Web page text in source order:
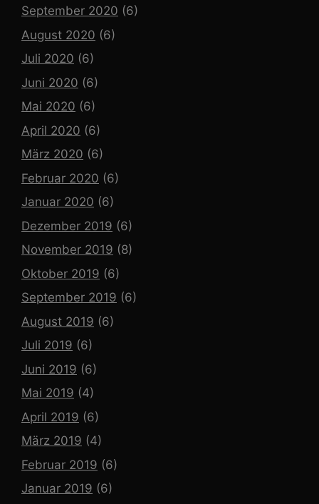
September 2020 (6)
August 2020 (6)
Juli 2020 (6)
Juni 2020 (6)
Mai 2020 (6)
April 2020 (6)
März 2020 (6)
Februar 2020 (6)
Januar 2020 (6)
Dezember 2019 (6)
November 2019 (8)
Oktober 2019 (6)
September 2019 (6)
August 2019 (6)
Juli 2019 (6)
Juni 2019 (6)
Mai 2019 (4)
April 2019 (6)
März 2019 (4)
Februar 2019 (6)
Januar 2019 (6)